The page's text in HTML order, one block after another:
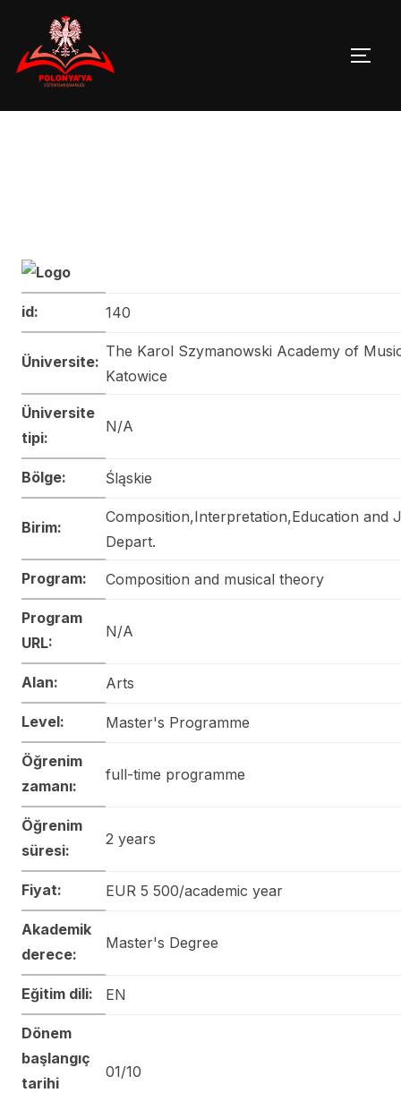
content
id: 140
Üniversite:
The Karol Szymanowski Academy of
Katowice
Üniversite
tipi:
N/A
Bölge: Śląskie
Birim:
Composition,Interpretation,Education and
Depart.
Program: Composition and musical theory
Program
URL:
N/A
Alan: Arts
Level: Master's Programme
Öğrenim
zamanı:
full-time programme
Öğrenim
süresi:
2 years
Fiyat: EUR 5 500/academic year
Akademik
derece:
Master's Degree
Eğitim dili: EN
Dönem
başlangıç
tarihi
01/10